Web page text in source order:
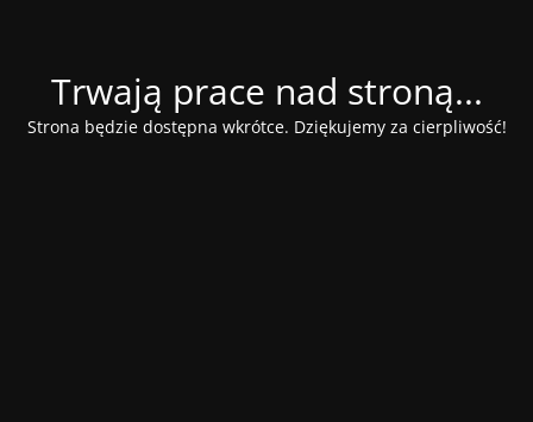
Trwają prace nad stroną...
Strona będzie dostępna wkrótce. Dziękujemy za cierpliwość!